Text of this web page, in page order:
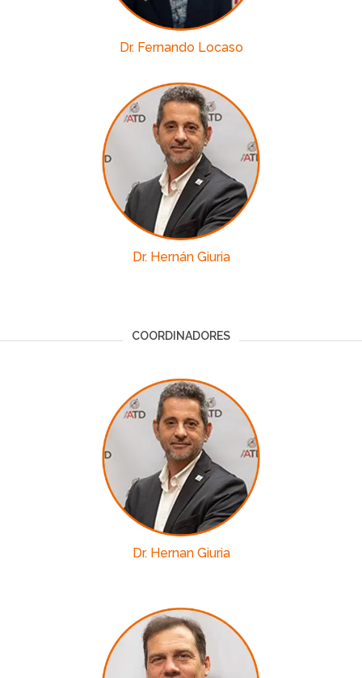
Dr. Fernando Locaso
Dr. Hernán Giuria
COORDINADORES
Dr. Hernan Giuria